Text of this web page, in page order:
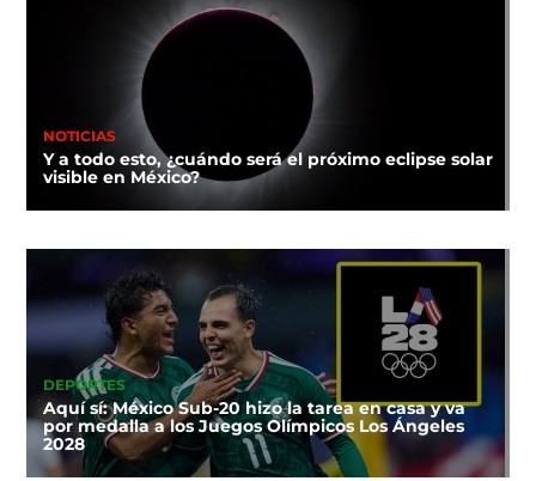
NOTICIAS
Y a todo esto, ¿cuándo será el próximo eclipse solar
visible en México?
DEPORTES
Aquí sí: México Sub-20 hizo la tarea en casa y va
por medalla a los Juegos Olímpicos Los Ángeles
2028